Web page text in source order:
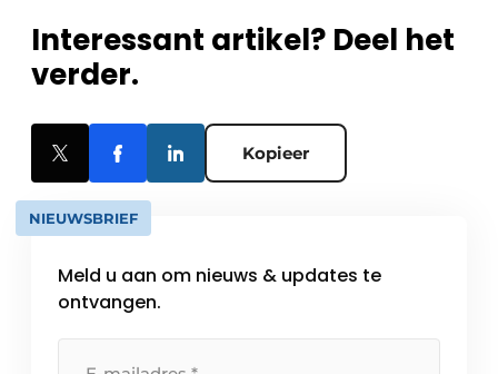
Interessant artikel? Deel het
verder.
Kopieer
NIEUWSBRIEF
Meld u aan om nieuws & updates te
ontvangen.